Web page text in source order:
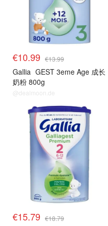
€10.99 €13.99
Gallia GEST 3eme Age 成长
奶粉 800g
@dealmoon.de
€15.79 €18.79